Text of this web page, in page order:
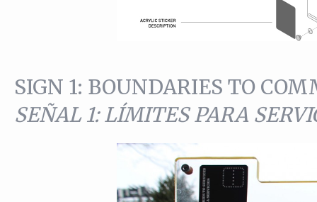
SIGN 1: BOUNDARIES TO
SEÑAL 1: LÍMITES PARA